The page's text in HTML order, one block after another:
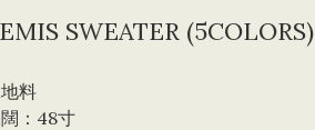
SWEATER (5COLORS)
料
：48寸